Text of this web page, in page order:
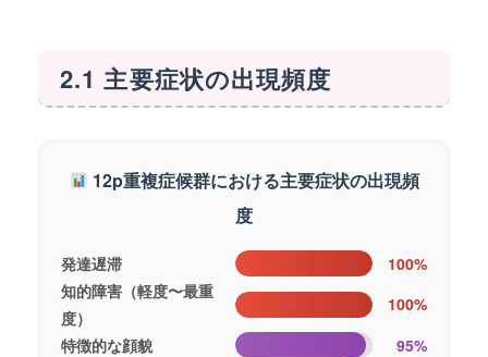
2.1 主要症状の出現頻度
12p重複症候群における主要症状の出現頻
度
発達遅滞
100%
知的障害（軽度〜最重
度）
100%
特徴的な顔貌
95%